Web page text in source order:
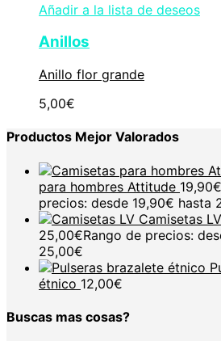
Añadir a la lista de deseos
Anillos
Anillo flor grande
5,00€
Productos Mejor Valorados
para hombres Attitude 19,90€
precios: desde 19,90€ hasta
Camisetas LV
25,00€Rango de precios:
25,00€
étnico 12,00€
Buscas mas cosas?